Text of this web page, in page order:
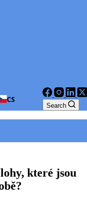
Search
CS
které jsou